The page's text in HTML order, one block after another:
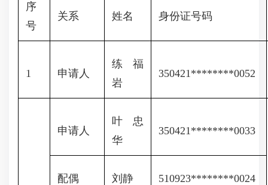
序
号
关系 姓名 身份证号码
1 申请人
练福
岩
350421********0052
申请人
叶忠
华
350421********0033
配偶 刘静 510923********0024